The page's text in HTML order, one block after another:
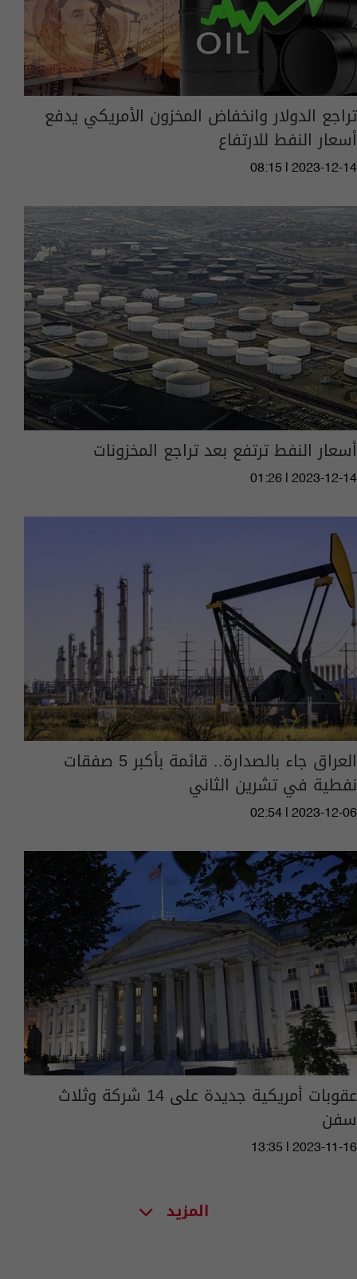
تراجع الدولار وانخفاض المخزون الأمريكي يدفع
أسعار النفط للارتفاع
08:15 | 2023-12-14
أسعار النفط ترتفع بعد تراجع المخزونات
01:26 | 2023-12-14
العراق جاء بالصدارة.. قائمة بأكبر 5 صفقات
نفطية في تشرين الثاني
02:54 | 2023-12-06
عقوبات أمريكية جديدة على 14 شركة وثلاث
سفن
13:35 | 2023-11-16
المزيد